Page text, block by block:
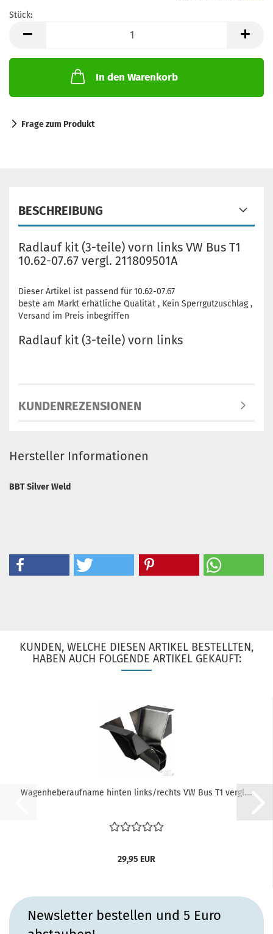
Stück:
In den Warenkorb
Frage zum Produkt
BESCHREIBUNG
Radlauf kit (3-teile) vorn links VW Bus T1
10.62-07.67 vergl. 211809501A
Dieser Artikel ist passend für 10.62-07.67
beste am Markt erhätliche Qualität , Kein Sperrgutzuschlag ,
Versand im Preis inbegriffen
Radlauf kit (3-teile) vorn links
KUNDENREZENSIONEN
Hersteller Informationen
BBT Silver Weld
KUNDEN, WELCHE DIESEN ARTIKEL BESTELLTEN,
HABEN AUCH FOLGENDE ARTIKEL GEKAUFT:
Wagenheberaufname hinten links/rechts VW Bus T1 vergl....
29,95 EUR
Newsletter bestellen und 5 Euro